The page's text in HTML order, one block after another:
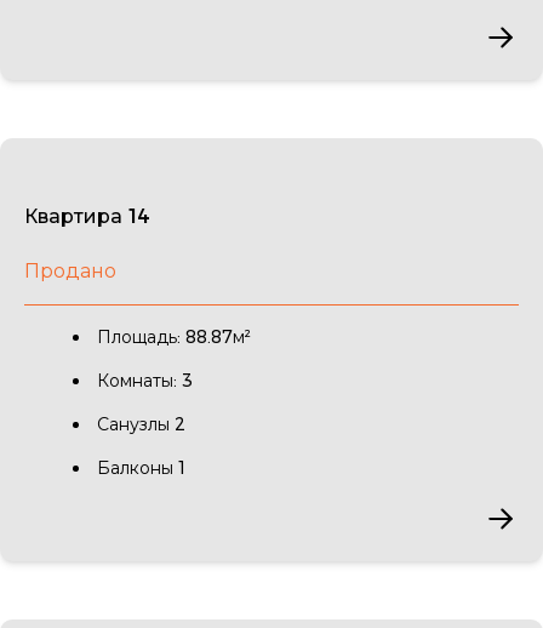
Квартира 14
Продано
Площадь: 88.87м²
Комнаты: 3
Санузлы 2
Балконы 1